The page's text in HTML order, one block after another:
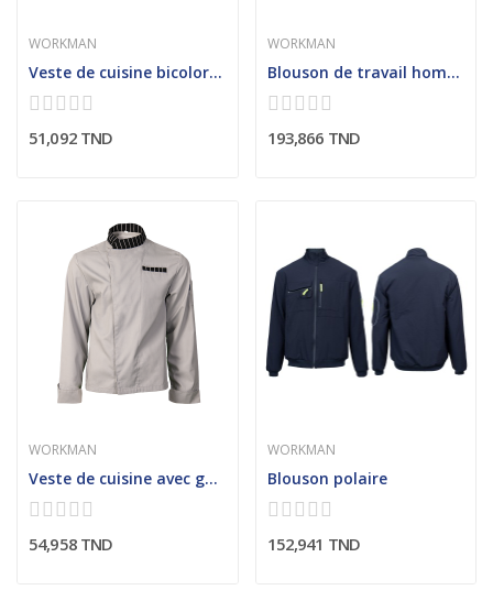
WORKMAN
Veste de cuisine bicolore homme
51,092 TND
WORKMAN
Blouson de travail homme col cheminée
193,866 TND
WORKMAN
Veste de cuisine avec garniture rayée
54,958 TND
WORKMAN
Blouson polaire
152,941 TND